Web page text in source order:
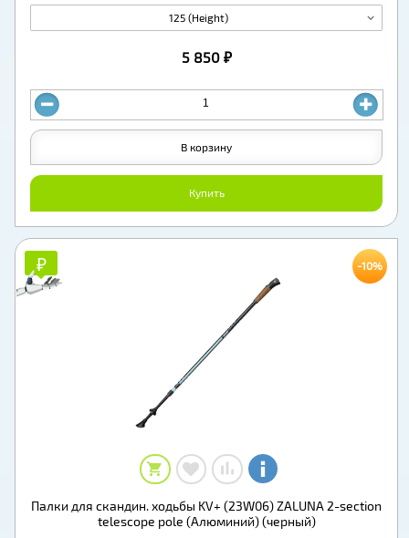
125 (Height)
5 850 ₽
Купить
В корзину
₽
₽
Палки для скандин. ходьбы KV+ (23W06) ZALUNA 2-section
telescope pole (Алюминий) (черный)
-10%